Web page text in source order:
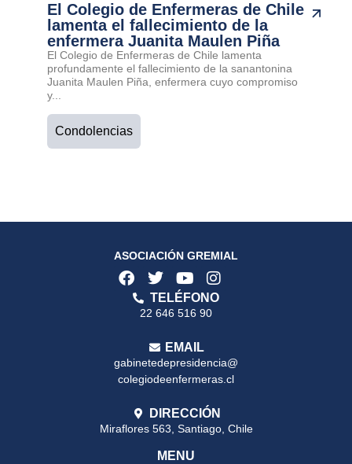
El Colegio de Enfermeras de Chile
lamenta el fallecimiento de la
enfermera Juanita Maulen Piña
El Colegio de Enfermeras de Chile lamenta
profundamente el fallecimiento de la sanantonina
Juanita Maulen Piña, enfermera cuyo compromiso
y...
Condolencias
ASOCIACIÓN GREMIAL
TELÉFONO
22 646 516 90
EMAIL
gabinetedepresidencia@
colegiodeenfermeras.cl
DIRECCIÓN
Miraflores 563, Santiago, Chile
MENU